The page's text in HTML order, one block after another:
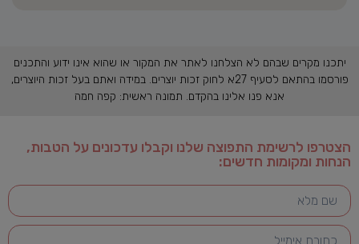
יתכנו מקרים שבהם לא הצלחנו לאתר את המקור או שהוא אינו ידוע והתכנים
פורסמו בהתאם לסעיף 27א לחוק זכות יוצרים. במידה ואתם בעל זכות היוצרים,
אנא פנו אלינו בהקדם. תמונה ראשית: קפה חמה
הצטרפו לרשימת התפוצה שלנו וקבלו עדכונים על הטבות,
הנחות ומקומות חדשים: